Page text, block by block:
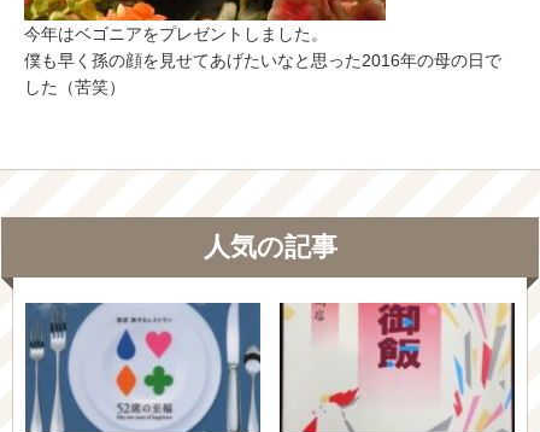
今年はベゴニアをプレゼントしました。
僕も早く孫の顔を見せてあげたいなと思った2016年の母の日で
した（苦笑）
人気の記事